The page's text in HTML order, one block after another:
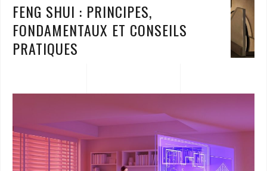
FENG SHUI : PRINCIPES,
FONDAMENTAUX ET CONSEILS
PRATIQUES